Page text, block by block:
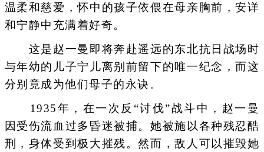
温柔和慈爱，怀中的孩子依偎在母亲胸前，安详
和宁静中充满着好奇。
这是赵一曼即将奔赴遥远的东北抗日战场时
与年幼的儿子宁儿离别前留下的唯一纪念，而这
分别竟成为他们母子的永诀。
1935年，在一次反“讨伐”战斗中，赵一曼
因受伤流血过多昏迷被捕。她被施以各种残忍酷
刑，身体受到极大摧残。然而，敌人可以摧毁她